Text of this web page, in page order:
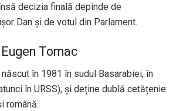
decizia finală depinde de
Dan și de votul din Parlament.
Tomac
născut în 1981 în sudul Basarabiei, în
în URSS), și deține dublă cetățenie:
română.